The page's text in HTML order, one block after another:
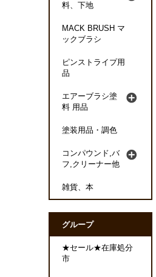
料、下地
MACK BRUSH マ
ックブラシ
ピンストライプ用
品
エアーブラシ塗
料 用品
塗装用品・調色
コンパウンド,バ
フ,クリーナー他
雑貨、本
グループ
★セール★在庫処分
市